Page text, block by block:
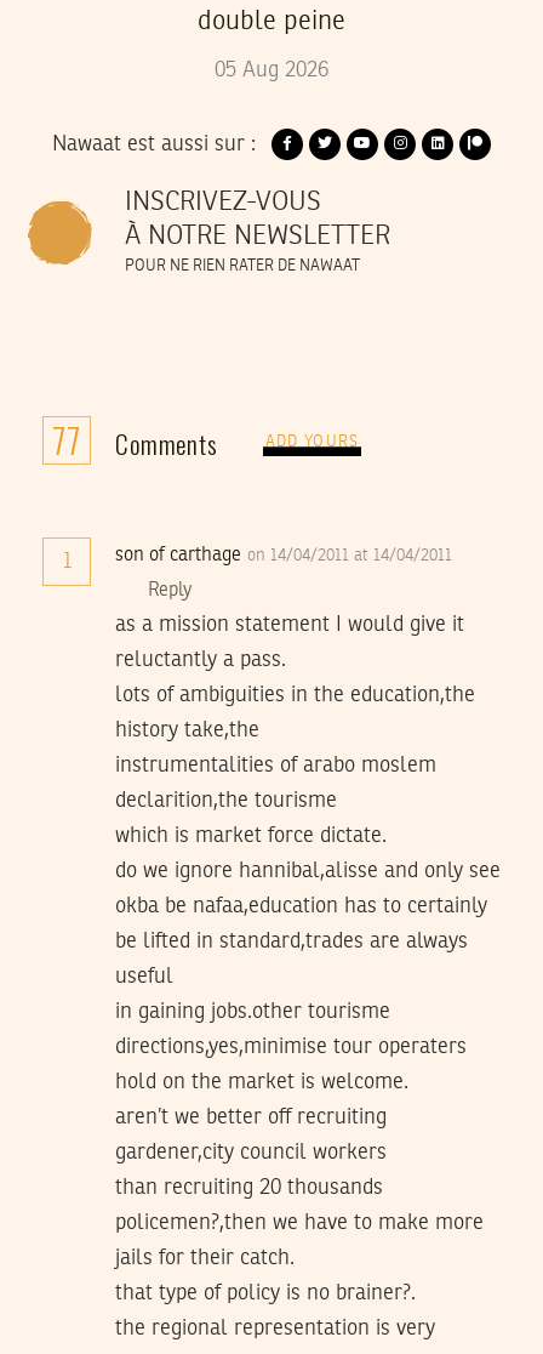
double peine
05 Aug 2026
Nawaat est aussi sur :
INSCRIVEZ-VOUS
À NOTRE NEWSLETTER
POUR NE RIEN RATER DE NAWAAT
77 Comments ADD YOURS
1 son of carthage on 14/04/2011 at 14/04/2011
Reply
as a mission statement I would give it
reluctantly a pass.
lots of ambiguities in the education,the
history take,the
instrumentalities of arabo moslem
declarition,the tourisme
which is market force dictate.
do we ignore hannibal,alisse and only see
okba be nafaa,education has to certainly
be lifted in standard,trades are always
useful
in gaining jobs.other tourisme
directions,yes,minimise tour operaters
hold on the market is welcome.
aren’t we better off recruiting
gardener,city council workers
than recruiting 20 thousands
policemen?,then we have to make more
jails for their catch.
that type of policy is no brainer?.
the regional representation is very